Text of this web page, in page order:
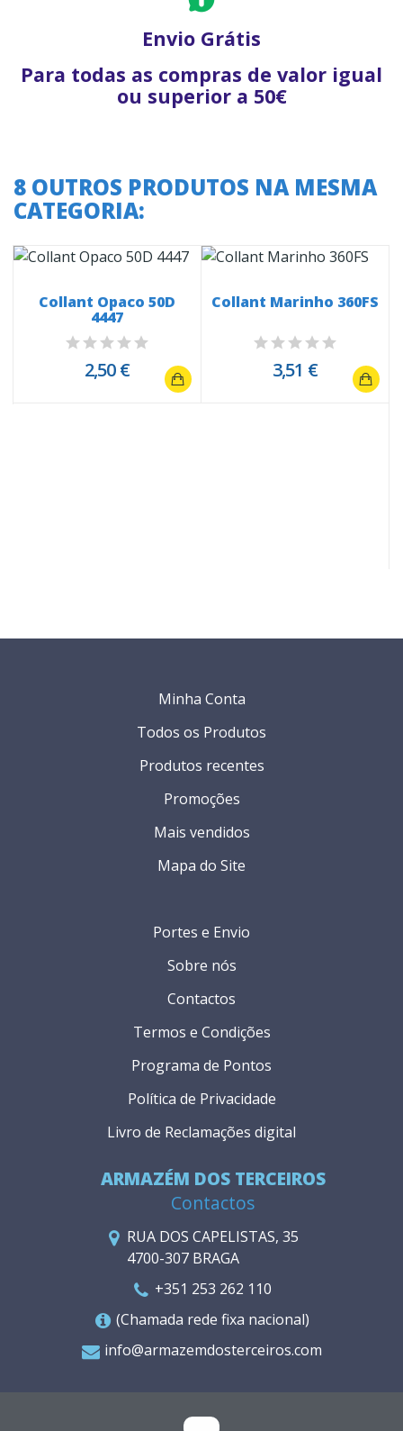
Envio Grátis
Para todas as compras de valor igual
ou superior a 50€
8 OUTROS PRODUTOS NA MESMA
CATEGORIA:
Collant Opaco 50D
4447
2,50 €
Collant Marinho 360FS
3,51 €
ARMAZÉM DOS TERCEIROS
Contactos
RUA DOS CAPELISTAS, 35
4700-307 BRAGA
+351 253 262 110
(Chamada rede fixa nacional)
info@armazemdosterceiros.com
Portes e Envio
Sobre nós
Contactos
Termos e Condições
Programa de Pontos
Política de Privacidade
Livro de Reclamações digital
Minha Conta
Todos os Produtos
Produtos recentes
Promoções
Mais vendidos
Mapa do Site